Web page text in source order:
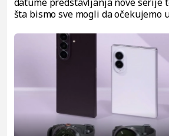
šta bismo sve mogli da očekujemo